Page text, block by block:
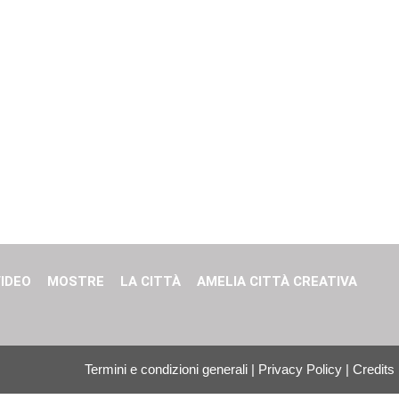
MOSTRE LA CITTÀ
AMELIA CITTÀ CREATIVA
Termini e condizioni generali | Privacy Policy | Credits